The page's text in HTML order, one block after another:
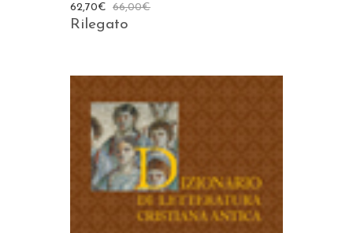
66,00€
62,70€
Rilegato
AGGIUNGI AL CARRELLO